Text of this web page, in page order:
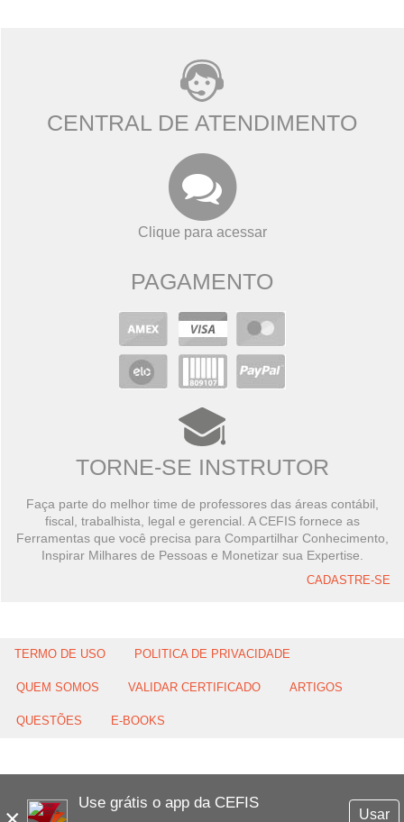
Use grátis o app da CEFIS
Usar
CENTRAL DE ATENDIMENTO
Clique para acessar
PAGAMENTO
TORNE-SE INSTRUTOR
Faça parte do melhor time de professores das áreas contábil,
fiscal, trabalhista, legal e gerencial. A CEFIS fornece as
Ferramentas que você precisa para Compartilhar Conhecimento,
Inspirar Milhares de Pessoas e Monetizar sua Expertise.
CADASTRE-SE
TERMO DE USO POLITICA DE PRIVACIDADE
QUEM SOMOS VALIDAR CERTIFICADO ARTIGOS
QUESTÕES E-BOOKS